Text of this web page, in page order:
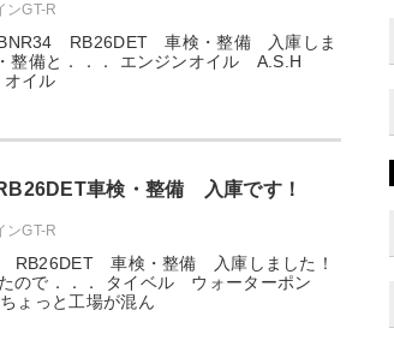
ンGT-R
RB26DET 車検・整備 入庫しま
備と．．． エンジンオイル A.S.H
イル
車検・整備 入庫です！
ンGT-R
車検・整備 入庫しました！
で．．． タイベル ウォーターポン
っと工場が混ん